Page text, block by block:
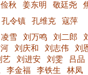
俭秋 姜东明 敬廷尧
孔令镇 孔维克 寇萍
凌雪 刘万鸣 刘二郎
刘庆和 刘志伟 刘
艺
刘进安 刘雯 吕品
李金福 李铁生 林凤